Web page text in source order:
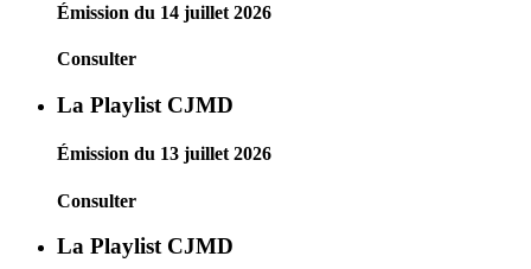
Émission du 14 juillet 2026
Consulter
La Playlist CJMD
Émission du 13 juillet 2026
Consulter
La Playlist CJMD